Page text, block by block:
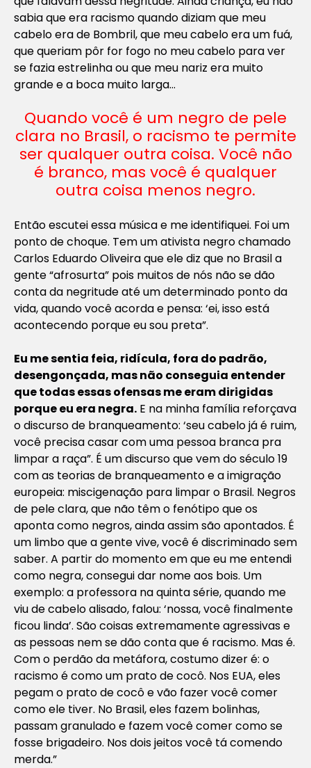
sabia que era racismo quando diziam que meu
cabelo era de Bombril, que meu cabelo era um fuá,
que queriam pôr for fogo no meu cabelo para ver
se fazia estrelinha ou que meu nariz era muito
grande e a boca muito larga…
Quando você é um negro de pele
clara no Brasil, o racismo te permite
ser qualquer outra coisa. Você não
é branco, mas você é qualquer
outra coisa menos negro.
Então escutei essa música e me identifiquei. Foi um
ponto de choque. Tem um ativista negro chamado
Carlos Eduardo Oliveira que ele diz que no Brasil a
gente “afrosurta” pois muitos de nós não se dão
conta da negritude até um determinado ponto da
vida, quando você acorda e pensa: ‘ei, isso está
acontecendo porque eu sou preta”.
Eu me sentia feia, ridícula, fora do padrão,
desengonçada, mas não conseguia entender
que todas essas ofensas me eram dirigidas
porque eu era negra. E na minha família reforçava
o discurso de branqueamento: ‘seu cabelo já é ruim,
você precisa casar com uma pessoa branca pra
limpar a raça”. É um discurso que vem do século 19
com as teorias de branqueamento e a imigração
europeia: miscigenação para limpar o Brasil. Negros
de pele clara, que não têm o fenótipo que os
aponta como negros, ainda assim são apontados. É
um limbo que a gente vive, você é discriminado sem
saber. A partir do momento em que eu me entendi
como negra, consegui dar nome aos bois. Um
exemplo: a professora na quinta série, quando me
viu de cabelo alisado, falou: ‘nossa, você finalmente
ficou linda’. São coisas extremamente agressivas e
as pessoas nem se dão conta que é racismo. Mas é.
Com o perdão da metáfora, costumo dizer é: o
racismo é como um prato de cocô. Nos EUA, eles
pegam o prato de cocô e vão fazer você comer
como ele tiver. No Brasil, eles fazem bolinhas,
passam granulado e fazem você comer como se
fosse brigadeiro. Nos dois jeitos você tá comendo
merda.”